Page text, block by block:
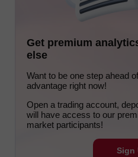
Get premium
else
Want to be one step ahead
advantage right now!
Open a trading account,
will have access to our
market participants!
Sign